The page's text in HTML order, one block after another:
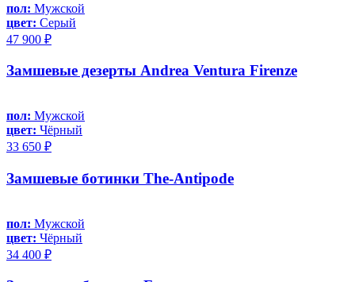
пол: Мужской
цвет: Серый
47 900 ₽
Замшевые дезерты Andrea Ventura Firenze
пол: Мужской
цвет: Чёрный
33 650 ₽
Замшевые ботинки The-Antipode
пол: Мужской
цвет: Чёрный
34 400 ₽